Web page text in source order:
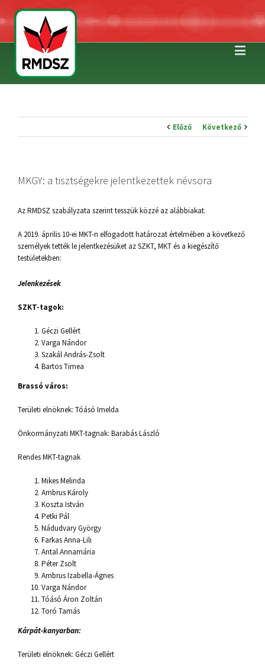
Előző Következő
MKGY: a tisztségekre jelentkezettek névsora
Az RMDSZ szabályzata szerint tesszük közzé az alábbiakat.
A 2019. április 10-ei MKT-n elfogadott határozat értelmében a következő
személyek tették le jelentkezésüket az SZKT, MKT és a kiegészítő
testületekben:
Jelenkezések
SZKT-tagok:
Géczi Gellért
Varga Nándor
Szakál András-Zsolt
Bartos Timea
Brassó város:
Területi elnöknek: Tóásó Imelda
Önkormányzati MKT-tagnak: Barabás László
Rendes MKT-tagnak
Mikes Melinda
Ambrus Károly
Koszta István
Petki Pál
Nádudvary György
Farkas Anna-Lili
Antal Annamária
Péter Zsolt
Ambrus Izabella-Ágnes
Varga Nándor
Tóásó Áron Zoltán
Toró Tamás
Kárpát-kanyarban:
Területi elnöknek: Géczi Gellért